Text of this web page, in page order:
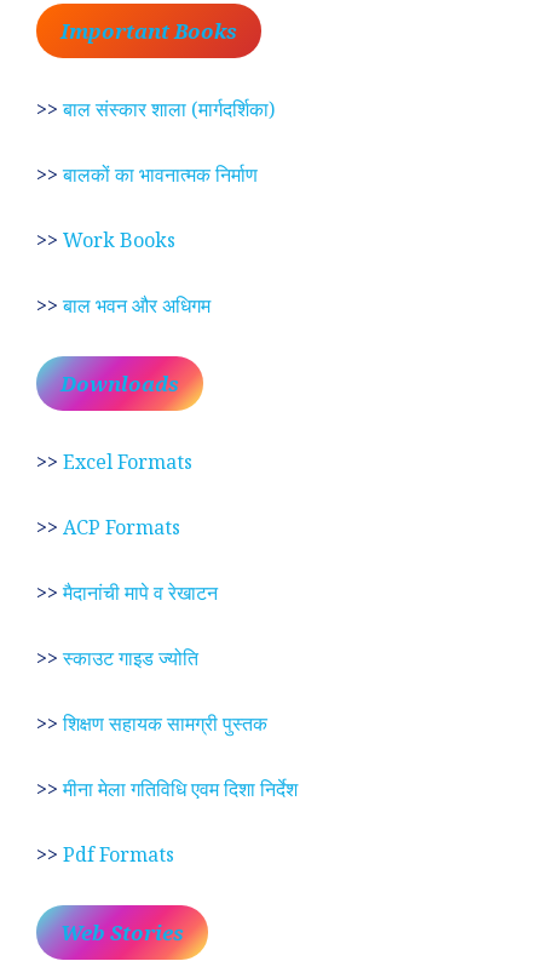
Important Books
>>बाल संस्कार शाला (मार्गदर्शिका)
>>बालकों का भावनात्मक निर्माण
>> Work Books
>>बाल भवन और अधिगम
Downloads
>> Excel Formats
>> ACP Formats
>>मैदानांची मापे व रेखाटन
>>स्काउट गाइड ज्योति
>>शिक्षण सहायक सामग्री पुस्तक
>>मीना मेला गतिविधि एवम दिशा निर्देश
>> Pdf Formats
Web Stories